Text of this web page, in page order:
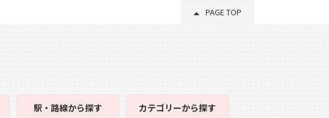
PAGE TOP
駅・路線から探す カテゴリーから探す